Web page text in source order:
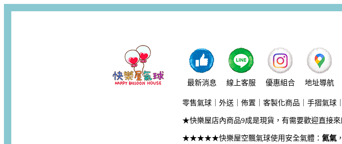
最新消息 線上客服 優惠組合 地址導航
零售氣球｜外送｜佈置｜客製化商品｜手摺氣球
★快樂屋店內商品9成是現貨，有需要歡迎直接來
★★★★★快樂屋空飄氣球使用安全氣體： 氦氣